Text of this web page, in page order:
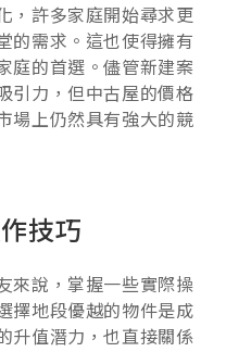
，許多家庭開始尋求更
的需求。這也使得擁有
庭的首選。儘管新建案
引力，但中古屋的價格
場上仍然具有強大的競
技巧
來說，掌握一些實際操
擇地段優越的物件是成
升值潛力，也直接關係